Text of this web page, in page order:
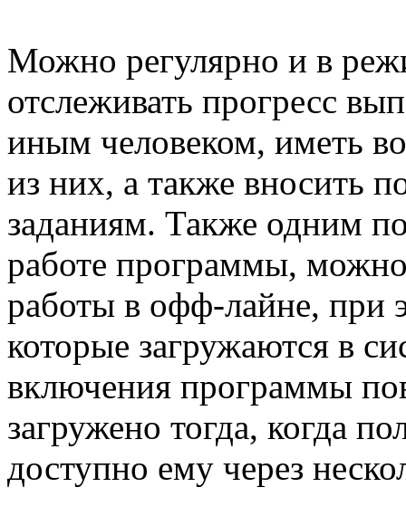
Можно регулярно и в
отслеживать прогресс
иным человеком, иметь
из них, а также вносить
заданиям. Также одним
работе программы,
работы в офф-лайне, при
которые загружаются в
включения программы
загружено тогда, когда
доступно ему через